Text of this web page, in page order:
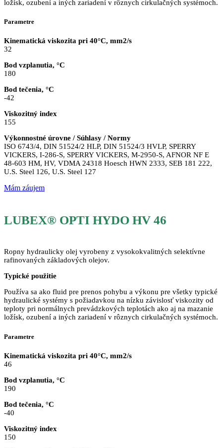
ložísk, ozubení a iných zariadení v rôznych cirkulačných systémoch.
Parametre
Kinematická viskozita pri 40°C, mm2/s
32
Bod vzplanutia, °C
180
Bod tečenia, °C
-42
Viskozitný index
155
Výkonnostné úrovne / Súhlasy / Normy
ISO 6743/4, DIN 51524/2 HLP, DIN 51524/3 HVLP, SPERRY
VICKERS, I-286-S, SPERRY VICKERS, M-2950-S, AFNOR NF E
48-603 HM, HV, VDMA 24318 Hoesch HWN 2333, SEB 181 222,
U.S. Steel 126, U.S. Steel 127
Mám záujem
LUBEX® OPTI HYDO HV 46
Ropny hydraulicky olej vyrobeny z vysokokvalitných selektívne
rafinovaných základových olejov.
Typické použitie
Používa sa ako fluid pre prenos pohybu a výkonu pre všetky typické
hydraulické systémy s požiadavkou na nízku závislosť viskozity od
teploty pri normálnych prevádzkových teplotách ako aj na mazanie
ložísk, ozubení a iných zariadení v rôznych cirkulačných systémoch.
Parametre
Kinematická viskozita pri 40°C, mm2/s
46
Bod vzplanutia, °C
190
Bod tečenia, °C
-40
Viskozitný index
150